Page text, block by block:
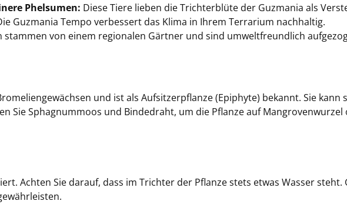
Phelsumen: Diese Tiere lieben die Trichterblüte der Guzmania als
Guzmania Tempo verbessert das Klima in Ihrem Terrarium nachhaltig.
stammen von einem regionalen Gärtner und sind umweltfreundlich
und ist als Aufsitzerpflanze (Epiphyte) bekannt. Sie
Sie Sphagnummoos und Bindedraht, um die Pflanze auf
Achten Sie darauf, dass im Trichter der Pflanze stets etwas Wasser